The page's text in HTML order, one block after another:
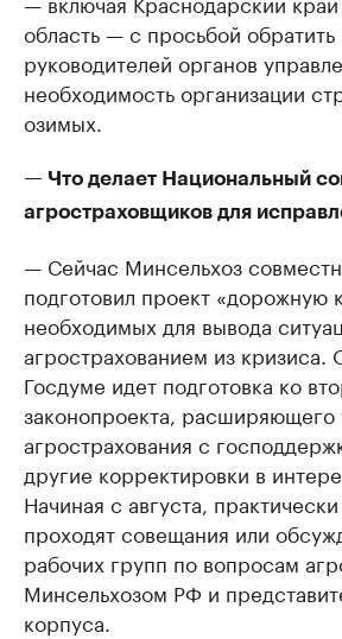
область — с просьбой
руководителей органов
необходимость организации
озимых.
— Что делает Национальный
агростраховщиков для
— Сейчас Минсельхоз
подготовил проект «дорожную
необходимых для вывода
агрострахованием из
Госдуме идет подготовка ко
законопроекта, расширяющего
агрострахования с
другие корректировки в
Начиная с августа,
проходят совещания или
рабочих групп по вопросам
Минсельхозом РФ и
корпуса.